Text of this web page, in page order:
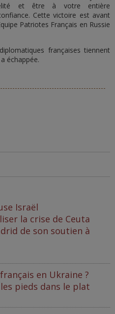
et être à votre entière
Cette victoire est avant
Patriotes Français en Russie
françaises tiennent
échappée.
Israël
la crise de Ceuta
de son soutien à
en Ukraine ?
les pieds dans le plat